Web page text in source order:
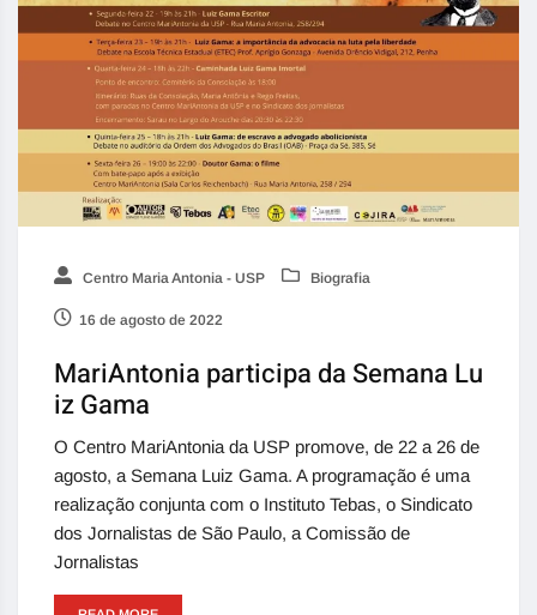
Centro Maria Antonia - USP Biografia
16 de agosto de 2022
MariAntonia participa da Semana Lu
iz Gama
O Centro MariAntonia da USP promove, de 22 a 26 de
agosto, a Semana Luiz Gama. A programação é uma
realização conjunta com o Instituto Tebas, o Sindicato
dos Jornalistas de São Paulo, a Comissão de
Jornalistas